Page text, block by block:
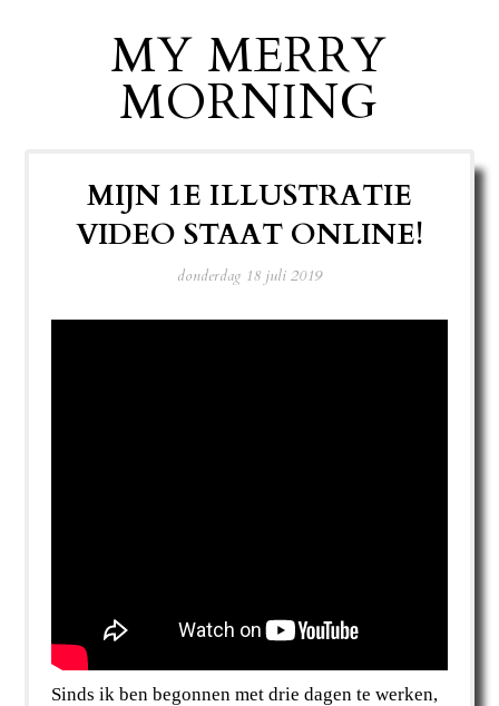
MY MERRY
MORNING
MIJN 1E ILLUSTRATIE
VIDEO STAAT ONLINE!
donderdag 18 juli 2019
Sinds ik ben begonnen met drie dagen te werken,